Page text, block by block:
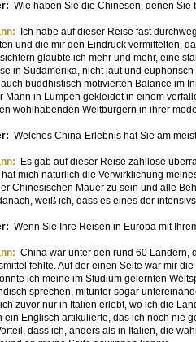
Wie haben Sie die Chinesen, denen Sie
Ich habe auf dieser Reise fast
und die mir den Eindruck vermittelten,
glaubte ich mehr und mehr, eine
in Südamerika, nicht laut und
buddhistisch motivierten Balance im
Mann in Lumpen gekleidet in einem
wohlhabenden Weltbürgern in ihrer
Welches China-Erlebnis hat Sie am
Es gab auf dieser Reise zahllose
mich natürlich die Verwirklichung
Chinesischen Mauer zu sein und alle
weiß ich, dass es eines der
Wenn Sie Ihre Reisen in Europa mit
China war unter den rund 60 Ländern,
fehlte. Auf der einen Seite war mir
ich meine im Studium gelernten
sprechen, mitunter sogar
zuvor nur in Italien erlebt, wo ich die
ein Englisch artikulierte, das ich noch nie
dass ich, anders als in Italien, die